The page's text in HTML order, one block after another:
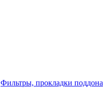
Фильтры, прокладки поддона